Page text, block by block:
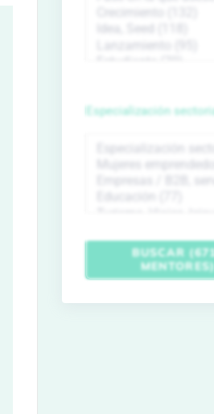
Especialización
BUSCAR
MENTORES)